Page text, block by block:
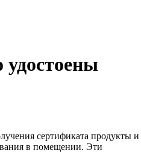
сертификата продукты и
в помещении. Эти